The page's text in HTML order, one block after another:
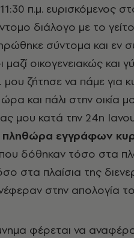
π.μ. ευρισκόμενος
διάλογο με το
σύντομα και εν
οικογενειακώς και
ζήτησε να πάμε για
και πάλι στην οικία
μου κατά την 24η
πληθώρα εγγράφων
που δόθηκαν τόσο στα
στα πλαίσια της
στην απολογία
φέρεται να